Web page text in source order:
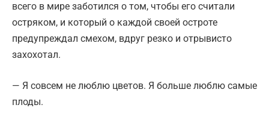
всего в мире заботился о том, чтобы его считали
остряком, и который о каждой своей остроте
предупреждал смехом, вдруг резко и отрывисто
захохотал.
— Я совсем не люблю цветов. Я больше люблю самые
плоды.